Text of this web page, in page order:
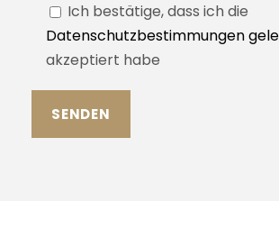
Ich bestätige, dass ich die
Datenschutzbestimmungen
akzeptiert habe